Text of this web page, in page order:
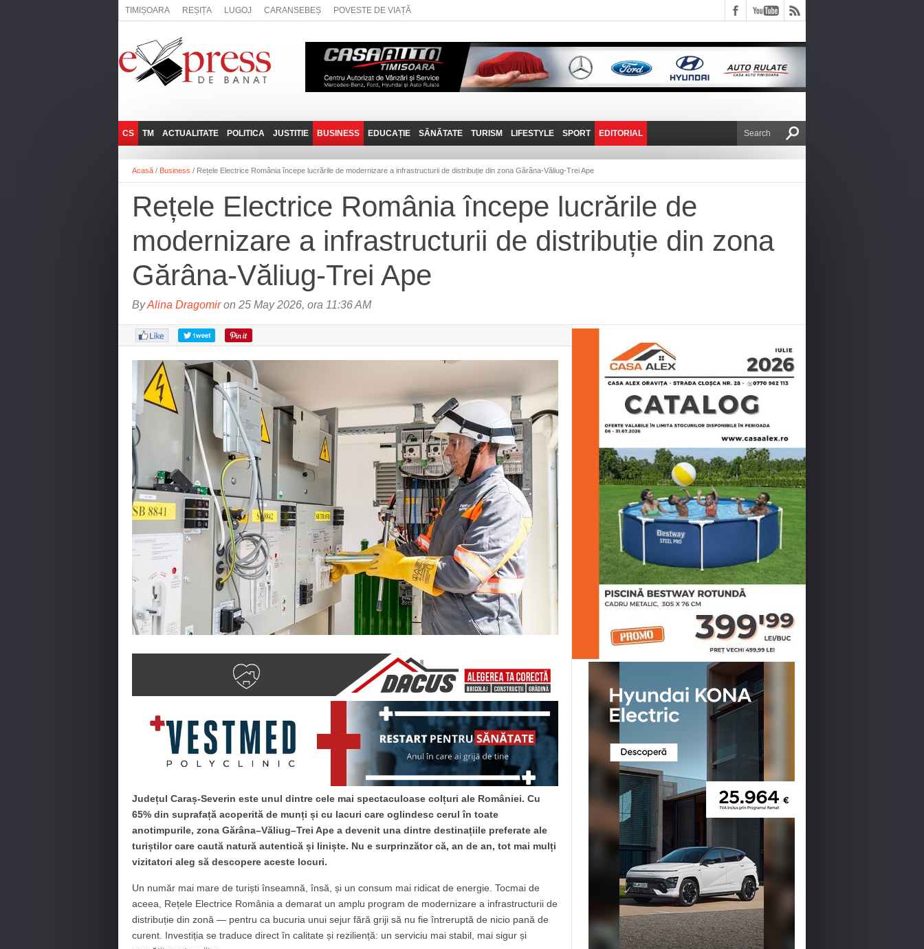
TIMIȘOARA REȘIȚA LUGOJ CARANSEBEȘ POVESTE DE VIAȚĂ
CS
REȘIȚA
CARANSEBEȘ
ANINA
BĂILE HERCULANE
BOCŞA
ORAVIȚA
TM
LUGOJ
TIMIȘOARA
ACTUALITATE
ADMINISTRATIE
NAȚIONAL
SOCIAL
UTILE
POLITICA
EXPRESSLIVE
INTERVIURILE
JUSTITIE BUSINESS
JOB-URI
TEHNIT
EDUCAȚIE SĂNĂTATE TURISM
PRIN MUNȚII
BANATULUI
FANTASTICUL BANAT
TRAVEL VLOG
LIFESTYLE
POVESTE DE VIAȚĂ
SPORT EDITORIAL
DE VICTOR NAFIRU
Acasă / Business / Rețele Electrice România începe lucrările de modernizare a infrastructurii de distribuție din zona Gărâna-Văliug-Trei Ape
Rețele Electrice România începe lucrările de
modernizare a infrastructurii de distribuție din zona
Gărâna-Văliug-Trei Ape
ByAlina Dragomiron 25 May 2026, ora 11:36 AM
Județul Caraș-Severin este unul dintre cele mai spectaculoase colțuri ale României. Cu
65% din suprafață acoperită de munți și cu lacuri care oglindesc cerul în toate
anotimpurile, zona Gărâna–Văliug–Trei Ape a devenit una dintre destinațiile preferate ale
turiștilor care caută natură autentică și liniște. Nu e surprinzător că, an de an, tot mai mulți
vizitatori aleg să descopere aceste locuri.
Un număr mai mare de turiști înseamnă, însă, și un consum mai ridicat de energie. Tocmai de
aceea, Rețele Electrice România a demarat un amplu program de modernizare a infrastructurii de
distribuție din zonă — pentru ca bucuria unui sejur fără griji să nu fie întreruptă de nicio pană de
curent. Investiția se traduce direct în calitate și reziliență: un serviciu mai stabil, mai sigur și